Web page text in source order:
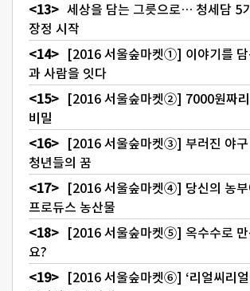
세상을 담는 그릇으로… 청세담 5
장정 시작
[2016 서울숲마켓①] 이야기를 담
과 사람을 잇다
[2016 서울숲마켓②] 7000원짜리
비밀
[2016 서울숲마켓③] 부러진 야구
청년들의 꿈
[2016 서울숲마켓④] 당신의 농부
프로듀스 농산물
[2016 서울숲마켓⑤] 옥수수로 만
요?
[2016 서울숲마켓⑥] ‘리얼씨리얼